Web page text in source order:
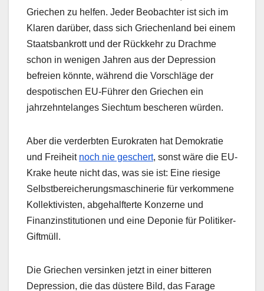
Griechen zu helfen. Jeder Beobachter ist sich im
Klaren darüber, dass sich Griechenland bei einem
Staatsbankrott und der Rückkehr zu Drachme
schon in wenigen Jahren aus der Depression
befreien könnte, während die Vorschläge der
despotischen EU-Führer den Griechen ein
jahrzehntelanges Siechtum bescheren würden.
Aber die verderbten Eurokraten hat Demokratie
und Freiheit noch nie geschert, sonst wäre die EU-
Krake heute nicht das, was sie ist: Eine riesige
Selbstbereicherungsmaschinerie für verkommene
Kollektivisten, abgehalfterte Konzerne und
Finanzinstitutionen und eine Deponie für Politiker-
Giftmüll.
Die Griechen versinken jetzt in einer bitteren
Depression, die das düstere Bild, das Farage